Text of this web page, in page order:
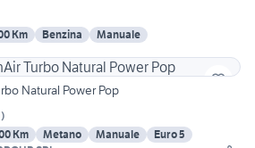
Km Benzina
Manuale
Natural Power Pop
)
Km Metano Manuale
Euro 5